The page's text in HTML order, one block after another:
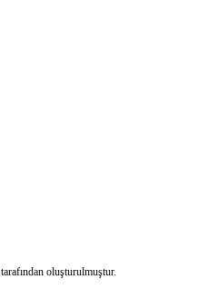
tarafından oluşturulmuştur.